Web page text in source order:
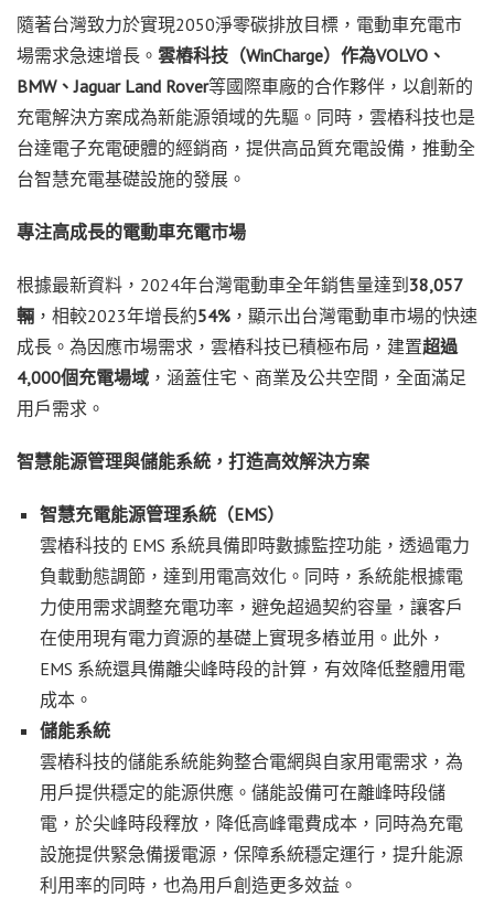
隨著台灣致力於實現2050淨零碳排放目標，電動車充電市
場需求急速增長。 雲樁科技（WinCharge）作為VOLVO、
BMW、Jaguar Land Rover等國際車廠的合作夥伴，以創新的
充電解決方案成為新能源領域的先驅。同時，雲樁科技也是
台達電子充電硬體的經銷商，提供高品質充電設備，推動全
台智慧充電基礎設施的發展。
專注高成長的電動車充電市場
根據最新資料，2024年台灣電動車全年銷售量達到38,057
輛 ，相較2023年增長約54% ，顯示出台灣電動車市場的快速
成長。為因應市場需求，雲樁科技已積極布局，建置超過
4,000個充電場域 ，涵蓋住宅、商業及公共空間，全面滿足
用戶需求。
智慧能源管理與儲能系統，打造高效解決方案
智慧充電能源管理系統（EMS）
雲樁科技的 EMS 系統具備即時數據監控功能，透過電力
負載動態調節，達到用電高效化。同時，系統能根據電
力使用需求調整充電功率，避免超過契約容量，讓客戶
在使用現有電力資源的基礎上實現多樁並用。此外，
EMS 系統還具備離尖峰時段的計算，有效降低整體用電
成本。
儲能系統
雲樁科技的儲能系統能夠整合電網與自家用電需求，為
用戶提供穩定的能源供應。儲能設備可在離峰時段儲
電，於尖峰時段釋放，降低高峰電費成本，同時為充電
設施提供緊急備援電源，保障系統穩定運行，提升能源
利用率的同時，也為用戶創造更多效益。